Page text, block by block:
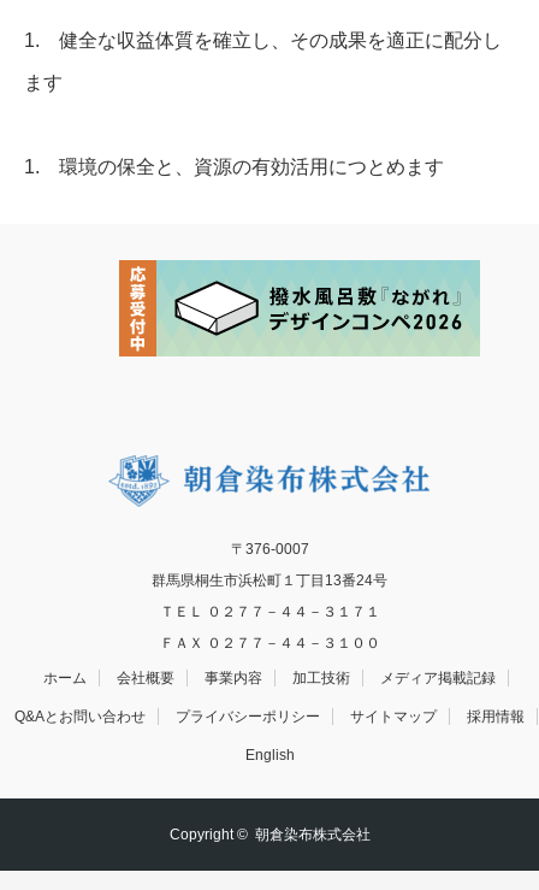
1. 健全な収益体質を確立し、その成果を適正に配分し
ます
1. 環境の保全と、資源の有効活用につとめます
〒376-0007
群馬県桐生市浜松町１丁目13番24号
ＴＥＬ ０２７７－４４－３１７１
ＦＡＸ ０２７７－４４－３１００
ホーム 会社概要 事業内容 加工技術 メディア掲載記録
Q&Aとお問い合わせ プライバシーポリシー サイトマップ 採用情報
English
Copyright © 朝倉染布株式会社